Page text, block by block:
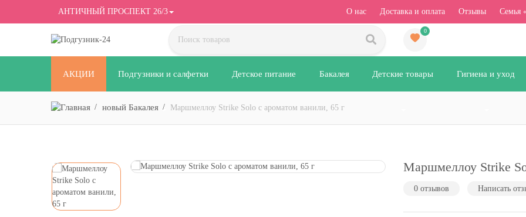
АНТИЧНЫЙ ПРОСПЕКТ 26/3 О нас Доставка и оплата Отзывы Семья
0
АКЦИИ Подгузники и салфетки Детское питание Бакалея Детские товары Гигиена и уход
новый Бакалея Маршмеллоу Strike Solo с ароматом ванили, 65 г
Маршмеллоу Strike
0 отзывов Написать